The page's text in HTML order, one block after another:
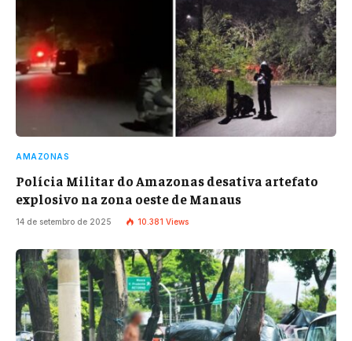
AMAZONAS
Polícia Militar do Amazonas desativa artefato
explosivo na zona oeste de Manaus
14 de setembro de 2025 10.381 Views